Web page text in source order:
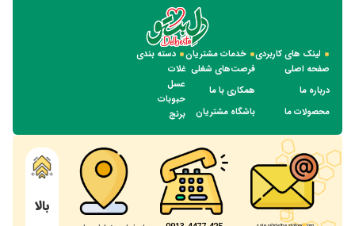
لینک های کاربردی
صفحه اصلی
درباره ما
محصولات ما
خدمات مشتریان
فرصت‌های شغلی
همکاری با ما
باشگاه مشتریان
دسته بندی
غلات
عسل
حبوبات
برنج
بالا